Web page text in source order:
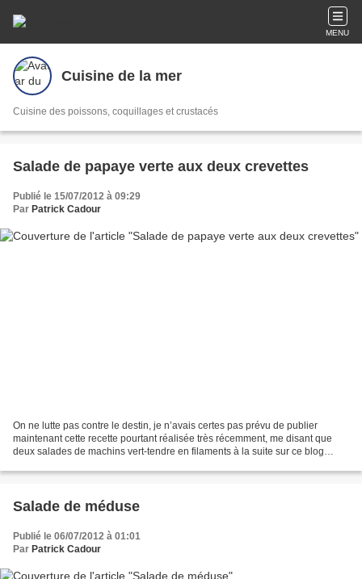
MENU
Cuisine de la mer
Cuisine des poissons, coquillages et crustacés
Salade de papaye verte aux deux crevettes
Publié le 15/07/2012 à 09:29
Par Patrick Cadour
On ne lutte pas contre le destin, je n’avais certes pas prévu de publier
maintenant cette recette pourtant réalisée très récemment, me disant que
deux salades de machins vert-tendre en filaments à la suite sur ce blog
Salade de méduse
Publié le 06/07/2012 à 01:01
Par Patrick Cadour